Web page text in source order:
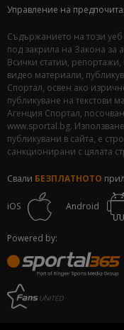
Управление на
Съдържанието на този уеб
под закрила на Закона за
Всички статии,
видео материали,
Спортал, освен ако
публикуване на текстови
Агенция Спортал,
www.sportal.bg.
публикувани в сайта, е
санкционирани с цялата
Свали БЕЗПЛАТНОТО
iOS Android
Powered by: